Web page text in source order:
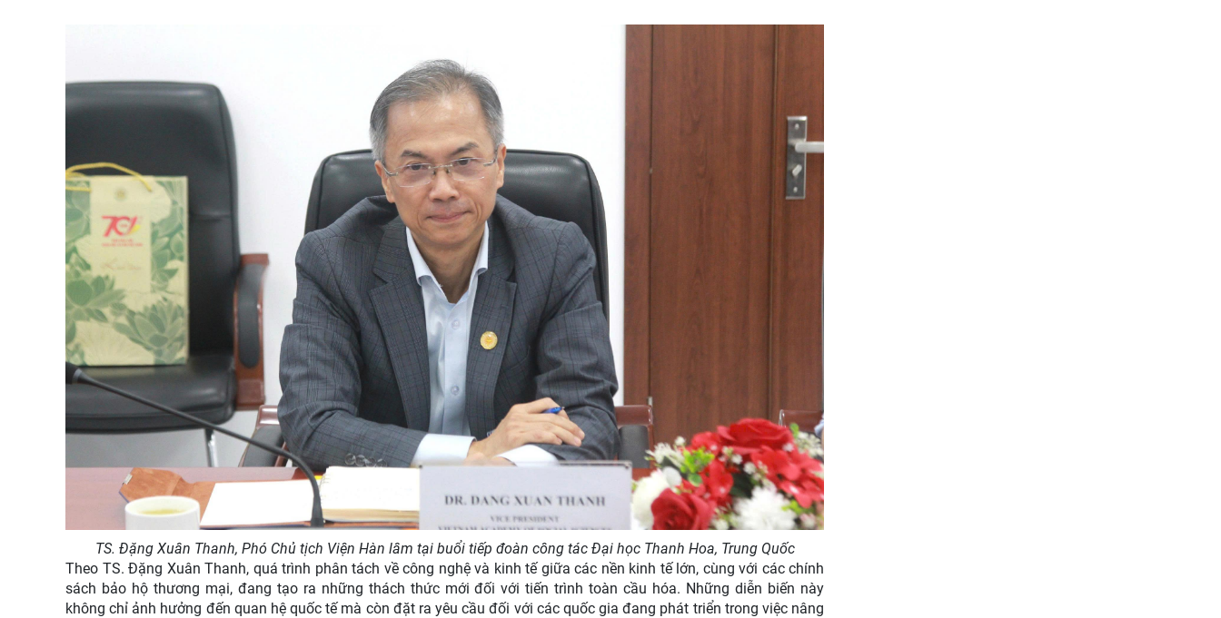
TS. Đặng Xuân Thanh, Phó Chủ tịch Viện Hàn lâm tại buổi tiếp đoàn công tác Đại học Thanh Hoa, Trung Quốc
Theo TS. Đặng Xuân Thanh, quá trình phân tách về công nghệ và kinh tế giữa các nền kinh tế lớn, cùng với các chính
sách bảo hộ thương mại, đang tạo ra những thách thức mới đối với tiến trình toàn cầu hóa. Những diễn biến này
không chỉ ảnh hưởng đến quan hệ quốc tế mà còn đặt ra yêu cầu đối với các quốc gia đang phát triển trong việc nâng